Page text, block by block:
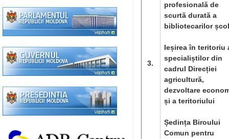
3.
profesională de
scurtă durată a
bibliotecarilor
Ieșirea în teritoriu
specialiștilor din
cadrul Direcției
agricultură,
dezvoltare
și a teritoriului
Ședința Biroului
Comun pentru